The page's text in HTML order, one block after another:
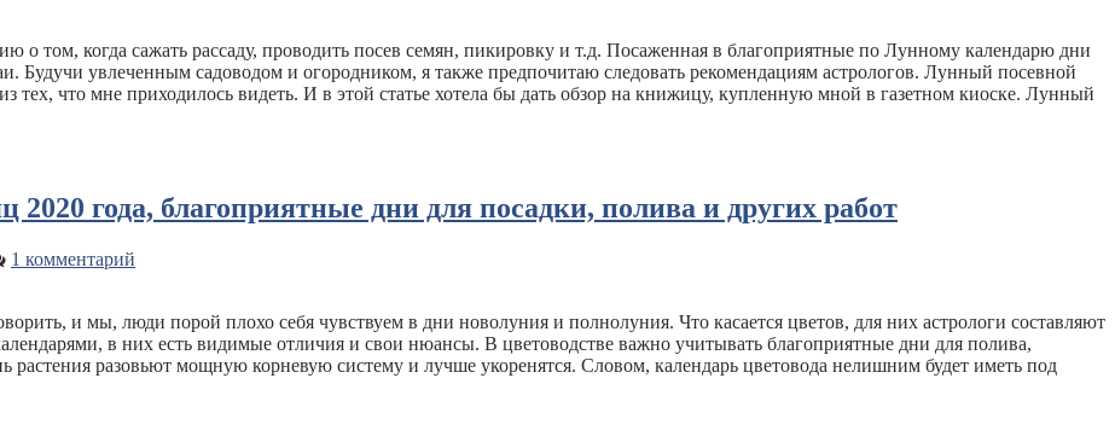
о том, когда сажать рассаду, проводить посев семян, пикировку и т.д. Посаженная в благоприятные по Лунному календарю дни
Будучи увлеченным садоводом и огородником, я также предпочитаю следовать рекомендациям астрологов. Лунный посевной
тех, что мне приходилось видеть. И в этой статье хотела бы дать обзор на книжицу, купленную мной в газетном киоске. Лунный
года, благоприятные дни для посадки, полива и других работ
1 комментарий
и мы, люди порой плохо себя чувствуем в дни новолуния и полнолуния. Что касается цветов, для них астрологи составляют
в них есть видимые отличия и свои нюансы. В цветоводстве важно учитывать благоприятные дни для полива,
разовьют мощную корневую систему и лучше укоренятся. Словом, календарь цветовода нелишним будет иметь под